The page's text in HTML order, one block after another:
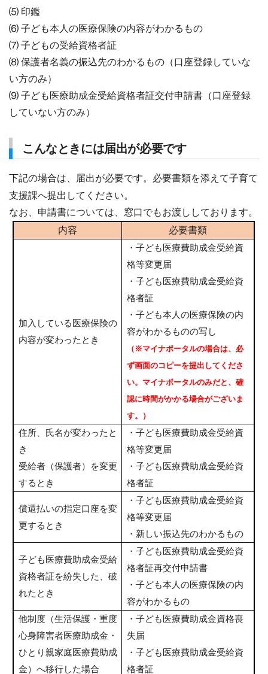
⑸ 印鑑
⑹ 子ども本人の医療保険の内容がわかるもの
⑺ 子どもの受給資格者証
⑻ 保護者名義の振込先のわかるもの（口座登録していな
い方のみ）
⑼ 子ども医療助成金受給資格者証交付申請書（口座登録
していない方のみ）
こんなときには届出が必要です
下記の場合は、届出が必要です。必要書類を添えて子育て
支援課へ提出してください。
なお、申請書については、窓口でもお渡ししております。
内容
必要書類
加入している医療保険の
内容が変わったとき
・子ども医療費助成金受給資
格等変更届
・子ども医療費助成金受給資
格者証
・子ども本人の医療保険の内
容がわかるものの写し
（※マイナポータルの場合は、必
ず画面のコピーを提出してくださ
い。マイナポータルのみだと、確
認に時間がかかる場合がございま
す。）
住所、氏名が変わったと
き
受給者（保護者）を変更
するとき
・子ども医療費助成金受給資
格等変更届
・子ども医療費助成金受給資
格者証
償還払いの指定口座を変
更するとき
・子ども医療費助成金受給資
格等変更届
・新しい振込先のわかるもの
子ども医療費助成金受給
資格者証を紛失した、破
れたとき
・子ども医療費助成金受給資
格者証再交付申請書
・子ども本人の医療保険の内
容がわかるもの
他制度（生活保護・重度
心身障害者医療助成金・
ひとり親家庭医療費助成
金）へ移行した場合
・子ども医療費助成金資格喪
失届
・子ども医療費助成金受給資
格者証